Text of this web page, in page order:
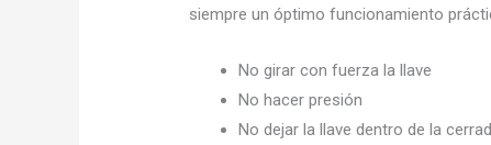
siempre un óptimo funcionamiento
No girar con fuerza la llave
No hacer presión
No dejar la llave dentro de la